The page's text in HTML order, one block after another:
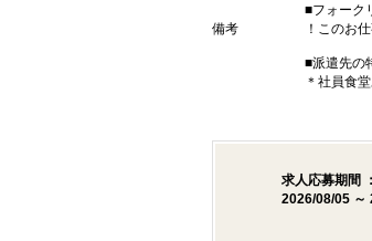
■フォーク
備考
！このお
■派遣先の
＊社員食
求人応募期間 ：
2026/08/05 ～